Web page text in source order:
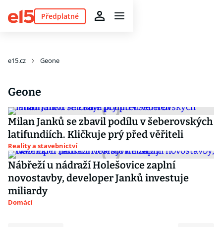
Předplatné
e15.cz Geone
Geone
Milan Janků se zbavil podílu v šeberovských
latifundiích. Kličkuje prý před věřiteli
Reality a stavebnictví
Nábřeží u nádraží Holešovice zaplní
novostavby, developer Janků investuje
miliardy
Domácí